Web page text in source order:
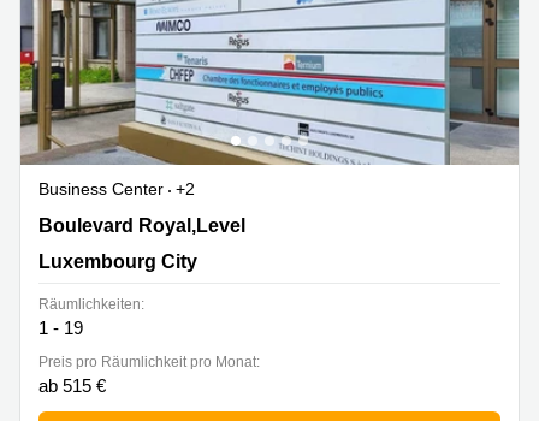
Business Center
+2
26, Boulevard Royal,Level 5, Luxembourg City
Boulevard Royal,Level
Luxembourg City
Räumlichkeiten:
1 - 19
Preis pro Räumlichkeit pro Monat:
ab 515 €